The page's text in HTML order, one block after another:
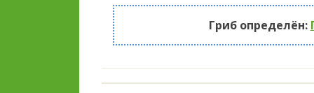
Гриб определён: